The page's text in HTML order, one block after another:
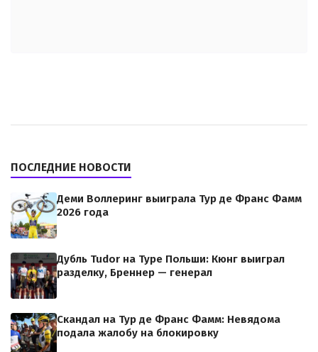
ПОСЛЕДНИЕ НОВОСТИ
Деми Воллеринг выиграла Тур де Франс Фамм
2026 года
Дубль Tudor на Туре Польши: Кюнг выиграл
разделку, Бреннер — генерал
Скандал на Тур де Франс Фамм: Невядома
подала жалобу на блокировку